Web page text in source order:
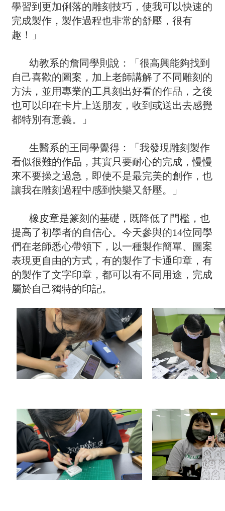
學習到更加俐落的雕刻技巧，使我可以快速的
完成製作，製作過程也非常的舒壓，很有
趣！」
幼教系的詹同學則說：「很高興能夠找到
自己喜歡的圖案，加上老師講解了不同雕刻的
方法，並用專業的工具刻出好看的作品，之後
也可以印在卡片上送朋友，收到或送出去感覺
都特別有意義。」
生醫系的王同學覺得：「我發現雕刻製作
看似很難的作品，其實只要耐心的完成，慢慢
來不要操之過急，即使不是最完美的創作，也
讓我在雕刻過程中感到快樂又舒壓。」
橡皮章是篆刻的基礎，既降低了門檻，也
提高了初學者的自信心。今天參與的14位同學
們在老師悉心帶領下，以一種製作簡單、圖案
表現更自由的方式，有的製作了卡通印章，有
的製作了文字印章，都可以有不同用途，完成
屬於自己獨特的印記。